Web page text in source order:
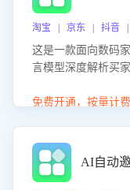
淘宝 | 京东 | 抖音 |
这是一款面向数码
言模型深度解析买
改进建议，通过挖
免费开通，按量计费
AI自动